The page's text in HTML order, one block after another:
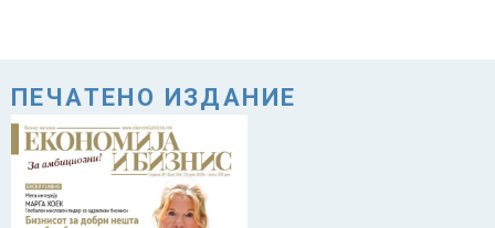
ПЕЧАТЕНО ИЗДАНИЕ